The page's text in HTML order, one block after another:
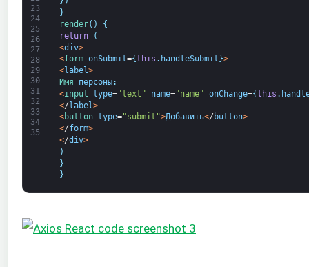
23
24
25
26
27
28
29
30
31
32
33
34
35
}
render( )
{
return
(
<div>
<form onSubmit={this . handleSubmit }>
<label>
Имя
персоны:
<input type="text" name="name" onChange={this .
</label >
<button type="submit">Добавить</ button>
</form>
</div>
)
}
}